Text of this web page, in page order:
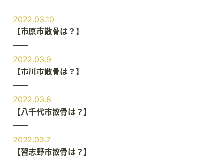
2022.03.10
【市原市散骨は？】
2022.03.9
【市川市散骨は？】
2022.03.8
【八千代市散骨は？】
2022.03.7
【習志野市散骨は？】